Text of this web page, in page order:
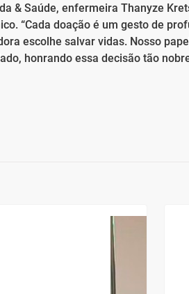
& Saúde, enfermeira Thanyze
“Cada doação é um gesto de
escolhe salvar vidas. Nosso
honrando essa decisão tão